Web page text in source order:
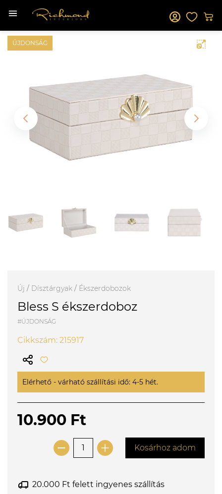
ÚJDONSÁG
Új / Dísztárgyak / Ékszerdobozok
Bless S ékszerdoboz
#ÚJDONSÁG
Cikkszám: 215917
Elérhető - várható szállítási idő: 4-5 hét.
10.900 Ft
Kosárhoz adom
20.000 Ft felett ingyenes szállítás